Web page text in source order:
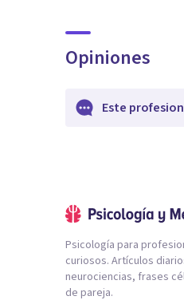
Opiniones
Este
Psicología para
curiosos. Artículos
neurociencias, frases
de pareja.